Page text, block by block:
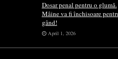
Dosar penal pentru o glumă.
Mâine va fi închisoare
gând!
April 1, 2026